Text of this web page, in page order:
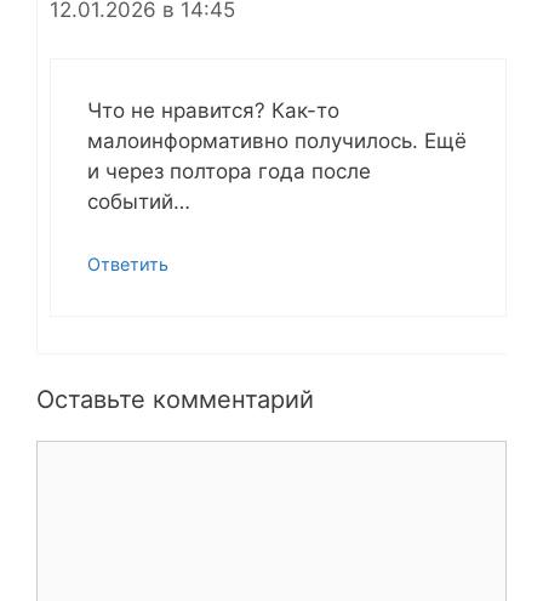
12.01.2026 в 14:45
Что не нравится? Как-то
малоинформативно получилось. Ещё
и через полтора года после
событий…
Ответить
Оставьте комментарий